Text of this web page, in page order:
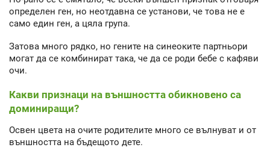
определен ген, но неотдавна се установи, че това не е
само един ген, а цяла група.
Затова много рядко, но гените на синеоките партньори
могат да се комбинират така, че да се роди бебе с кафяви
очи.
Какви признаци на външността обикновено са
доминиращи?
Освен цвета на очите родителите много се вълнуват и от
външността на бъдещото дете.